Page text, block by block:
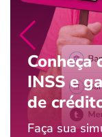
Conheça
INSS e
de
Faça sua